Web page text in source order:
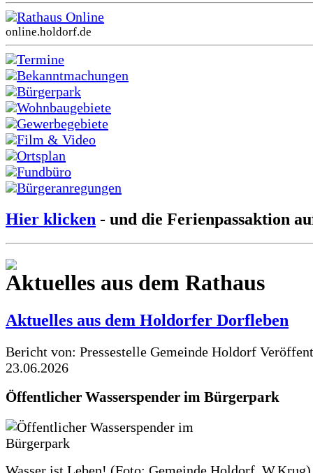
Rathaus Online
online.holdorf.de
Termine
Bekanntmachungen
Bürgerpark
Wohnbaugebiete
Gewerbegebiete
Film & Video
Ortsplan
Fundbüro
Bürgeranregungen
Hier klicken - und die Ferienpassaktion
Aktuelles aus dem Rathaus
Aktuelles aus dem Holdorfer Dorfleben
Bericht von: Pressestelle Gemeinde Holdorf
23.06.2026
Öffentlicher Wasserspender im Bürgerpark